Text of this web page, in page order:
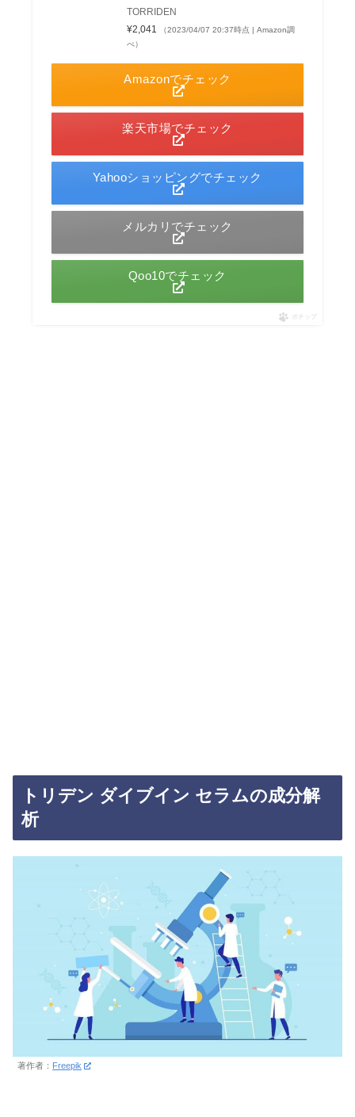
TORRIDEN
¥2,041
（2023/04/07 20:37時点 | Amazon調
べ）
Amazonでチェック
楽天市場でチェック
Yahooショッピングでチェック
メルカリでチェック
Qoo10でチェック
ポチップ
トリデン ダイブイン セラムの成分解
析
著作者： Freepik